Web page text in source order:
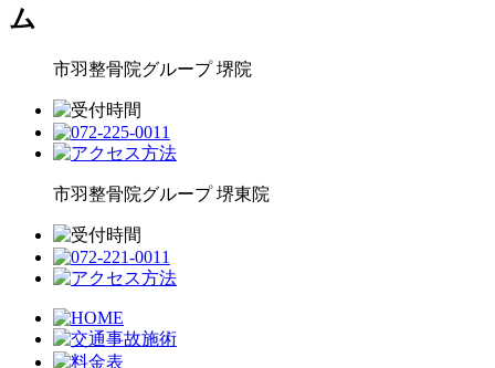
ム
市羽整骨院グループ堺院
市羽整骨院グループ堺東院